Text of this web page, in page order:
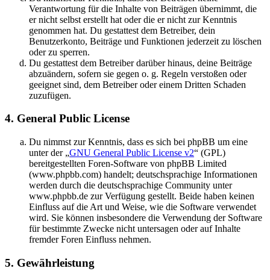
Verantwortung für die Inhalte von Beiträgen übernimmt, die
er nicht selbst erstellt hat oder die er nicht zur Kenntnis
genommen hat. Du gestattest dem Betreiber, dein
Benutzerkonto, Beiträge und Funktionen jederzeit zu löschen
oder zu sperren.
Du gestattest dem Betreiber darüber hinaus, deine Beiträge
abzuändern, sofern sie gegen o. g. Regeln verstoßen oder
geeignet sind, dem Betreiber oder einem Dritten Schaden
zuzufügen.
4. General Public License
Du nimmst zur Kenntnis, dass es sich bei phpBB um eine
unter der „GNU General Public License v2“ (GPL)
bereitgestellten Foren-Software von phpBB Limited
(www.phpbb.com) handelt; deutschsprachige Informationen
werden durch die deutschsprachige Community unter
www.phpbb.de zur Verfügung gestellt. Beide haben keinen
Einfluss auf die Art und Weise, wie die Software verwendet
wird. Sie können insbesondere die Verwendung der Software
für bestimmte Zwecke nicht untersagen oder auf Inhalte
fremder Foren Einfluss nehmen.
5. Gewährleistung